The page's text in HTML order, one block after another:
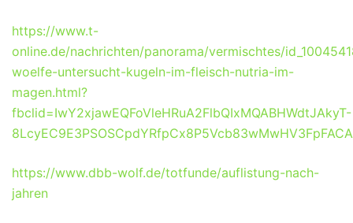
https://www.t-
online.de/nachrichten/panorama/vermischtes/
woelfe-untersucht-kugeln-im-fleisch-nutria-im-
magen.html?
fbclid=IwY2xjawEQFoVleHRuA2FlbQIxMQABHWdtJAkyT-
https://www.dbb-wolf.de/totfunde/auflistung-nach-
jahren